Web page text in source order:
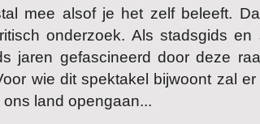
mee alsof je het zelf beleeft.
onderzoek.Als stadsgids en
jaren gefascineerd door deze
wie dit spektakel bijwoont zal
land opengaan...